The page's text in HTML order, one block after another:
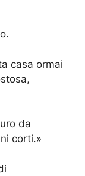
casa ormai
da
corti.»